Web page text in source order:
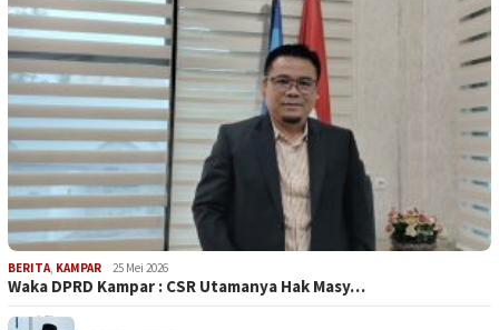
BERITA, KAMPAR 25 Mei 2026
Waka DPRD Kampar : CSR Utamanya Hak Masy…